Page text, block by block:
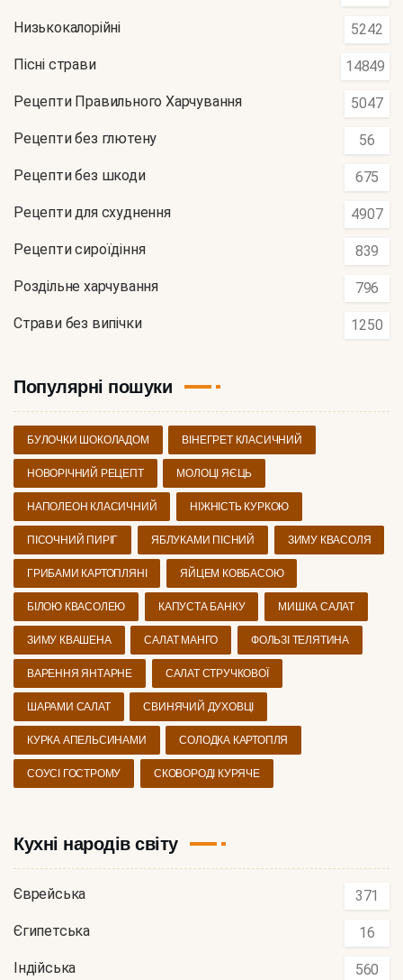
Низькокалорійні 5242
Пісні страви 14849
Рецепти Правильного Харчування 5047
Рецепти без глютену 56
Рецепти без шкоди 675
Рецепти для схуднення 4907
Рецепти сироїдіння 839
Роздільне харчування 796
Страви без випічки 1250
Популярні пошуки
БУЛОЧКИ ШОКОЛАДОМ ВІНЕГРЕТ КЛАСИЧНИЙ
НОВОРІЧНИЙ РЕЦЕПТ МОЛОЦІ ЯЄЦЬ
НАПОЛЕОН КЛАСИЧНИЙ НІЖНІСТЬ КУРКОЮ
ПІСОЧНИЙ ПИРІГ ЯБЛУКАМИ ПІСНИЙ ЗИМУ КВАСОЛЯ
ГРИБАМИ КАРТОПЛЯНІ ЯЙЦЕМ КОВБАСОЮ
БІЛОЮ КВАСОЛЕЮ КАПУСТА БАНКУ МИШКА САЛАТ
ЗИМУ КВАШЕНА САЛАТ МАНГО ФОЛЬЗІ ТЕЛЯТИНА
ВАРЕННЯ ЯНТАРНЕ САЛАТ СТРУЧКОВОЇ
ШАРАМИ САЛАТ СВИНЯЧИЙ ДУХОВЦІ
КУРКА АПЕЛЬСИНАМИ СОЛОДКА КАРТОПЛЯ
СОУСІ ГОСТРОМУ СКОВОРОДІ КУРЯЧЕ
Кухні народів світу
Єврейська 371
Єгипетська 16
Індійська 560